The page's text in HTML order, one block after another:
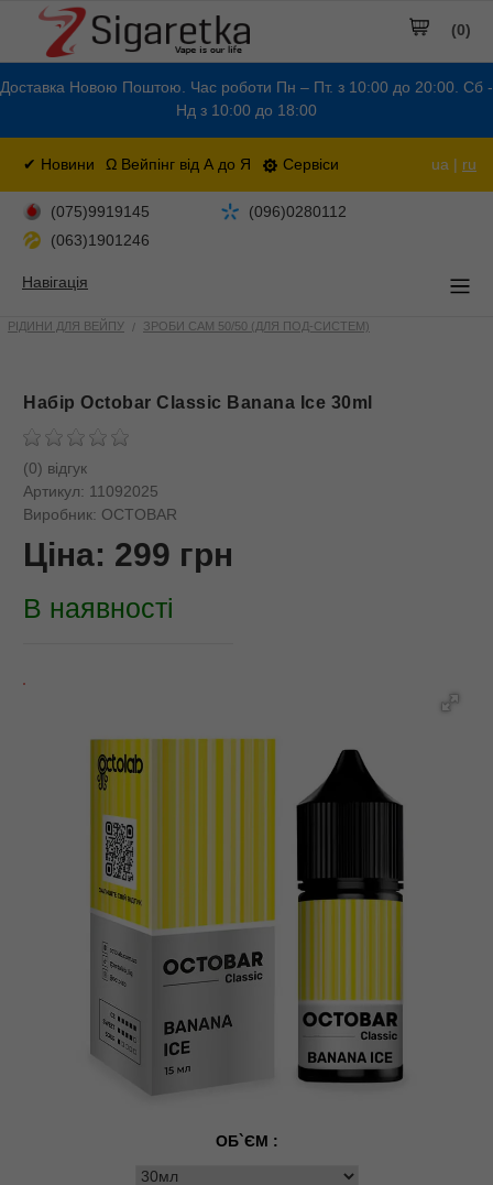
Доставка Новою Поштою. Час роботи Пн – Пт. з 10:00 до 20:00. Сб -
Нд з 10:00 до 18:00
✔ Новини Ω Вейпінг від А до Я Сервіси ua | ru
(0)
(075)9919145
(096)0280112
(063)1901246
Навігація
РІДИНИ ДЛЯ ВЕЙПУ ЗРОБИ САМ 50/50 (ДЛЯ ПОД-СИСТЕМ)
Набір Octobar Classic Banana Ice 30ml
(0) відгук
Артикул: 11092025
Виробник: OCTOBAR
Ціна: 299 грн
В наявності
ОБ`ЄМ :